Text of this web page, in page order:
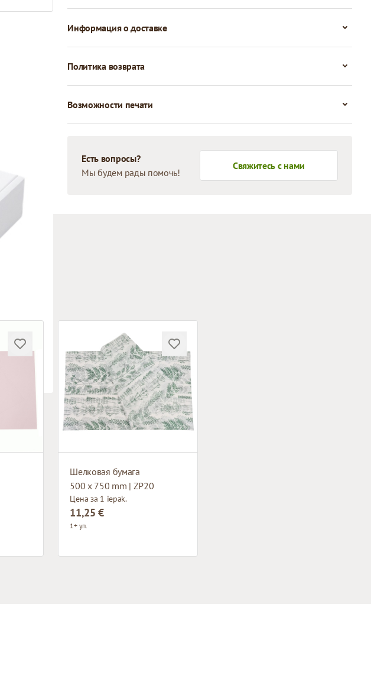
Информация о доставке
Политика возврата
Возможности печати
Есть вопросы?
Мы будем рады помочь!
Свяжитесь с нами
Шелковая бумага
500 x 750 mm | ZP20
Цена за 1 iepak.
11,25 €
1+ уп.